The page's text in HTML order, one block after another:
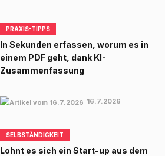
PRAXIS-TIPPS
In Sekunden erfassen, worum es in
einem PDF geht, dank KI-
Zusammenfassung
16.7.2026
SELBSTÄNDIGKEIT
Lohnt es sich ein Start-up aus dem